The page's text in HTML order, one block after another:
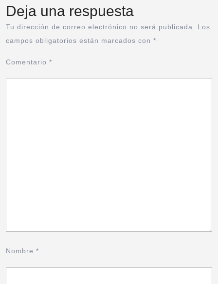
Deja una respuesta
Tu dirección de correo electrónico no será publicada.
Los
campos obligatorios están marcados con *
Comentario *
Nombre *